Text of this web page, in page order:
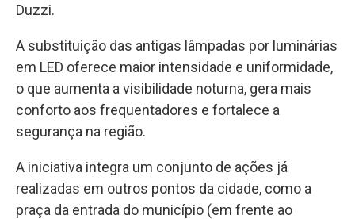
Duzzi.
A substituição das antigas lâmpadas por luminárias
em LED oferece maior intensidade e uniformidade,
o que aumenta a visibilidade noturna, gera mais
conforto aos frequentadores e fortalece a
segurança na região.
A iniciativa integra um conjunto de ações já
realizadas em outros pontos da cidade, como a
praça da entrada do município (em frente ao